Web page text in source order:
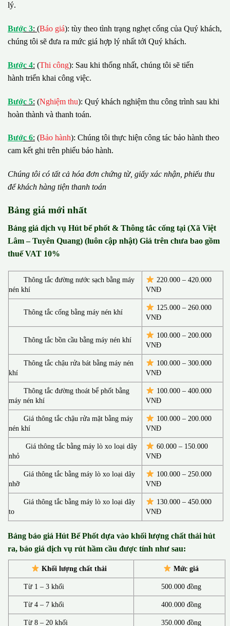
lý.
Bước 3: (Báo giá): tùy theo tình trạng nghẹt cống của Quý khách,
chúng tôi sẽ đưa ra mức giá hợp lý nhất tới Quý khách.
Bước 4: (Thi công): Sau khi thống nhất, chúng tôi sẽ tiến
hành triển khai công việc.
Bước 5: (Nghiệm thu): Quý khách nghiệm thu công trình sau khi
hoàn thành và thanh toán.
Bước 6: (Bảo hành): Chúng tôi thực hiện công tác bảo hành theo
cam kết ghi trên phiếu bảo hành.
Chúng tôi có tất cả hóa đơn chứng từ, giấy xác nhận, phiếu thu
đểkhách hàng tiện thanh toán
Bảng giá mới nhất
Bảng giá dịch vụ Hút bể phốt & Thông tắc cống tại (Xã Việt
Lâm – Tuyên Quang) (luôn cập nhật) Giá trên chưa bao gồm
thuế VAT 10%
Thông tắc đường nước sạch bằng máy
nén khí
220.000 – 420.000
VNĐ
Thông tắc cống bằng máy nén khí
125.000 – 260.000
VNĐ
Thông tắc bồn cầu bằng máy nén khí
100.000 – 200.000
VNĐ
Thông tắc chậu rửa bát bằng máy nén
khí
100.000 – 300.000
VNĐ
Thông tắc đường thoát bể phốt bằng
máy nén khí
100.000 – 400.000
VNĐ
Giá thông tắc chậu rửa mặt bằng máy
nén khí
100.000 – 200.000
VNĐ
Giá thông tắc bằng máy lò xo loại dây
nhỏ
60.000 – 150.000
VNĐ
Giá thông tắc bằng máy lò xo loại dây
nhỡ
100.000 – 250.000
VNĐ
Giá thông tắc bằng máy lò xo loại dây
to
130.000 –450.000
VNĐ
Bảng báo giá Hút Bể Phốt dựa vào khối lượng chất thải hút
ra, báo giá dịch vụ rút hầm cầu được tính như sau:
Khối lượng chất thải Mức giá
Từ 1 – 3 khối 500.000 đồng
Từ 4 – 7 khối 400.000 đồng
Từ 8 – 20 khối 350.000 đồng